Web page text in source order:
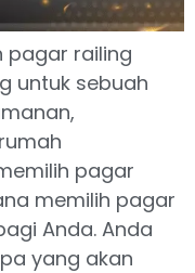
pagar railing
untuk sebuah
pagar
memilih pagar
Anda. Anda
yang akan